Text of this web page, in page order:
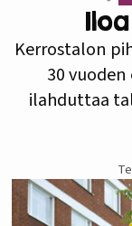
Kerrostalon
30
ilahduttaa